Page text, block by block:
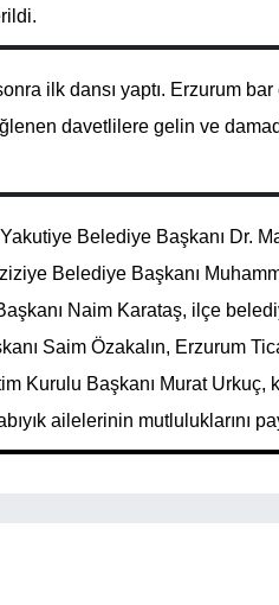
ilk dansı yaptı. Erzurum
davetlilere gelin ve
Belediye Başkanı Dr.
Belediye Başkanı
Naim Karataş, ilçe
Saim Özakalın, Erzurum
Kurulu Başkanı Murat Urkuç,
ailelerinin mutluluklarını